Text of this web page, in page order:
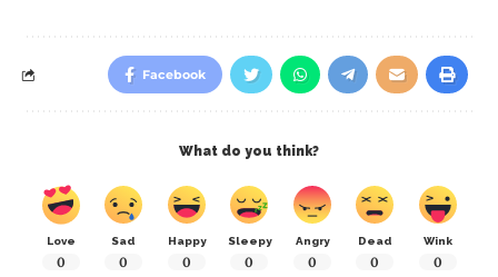
Facebook
What do you think?
Love
0
Sad
0
Happy
0
Sleepy
0
Angry
0
Dead
0
Wink
0